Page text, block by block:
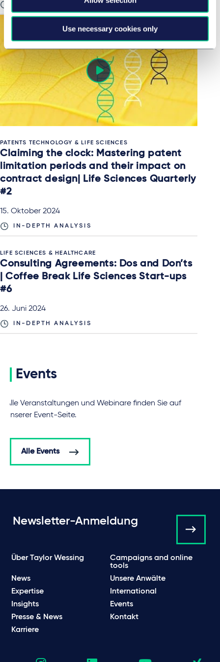
Use necessary cookies only
IN-DEPTH ANALYSIS
PATENTS TECHNOLOGY & LIFE SCIENCES
Claiming the clock: Mastering patent
limitation periods and their impact on
contract design| Life Sciences Quarterly
#2
15. Oktober 2024
IN-DEPTH ANALYSIS
LIFE SCIENCES & HEALTHCARE
Consulting Agreements: Dos and Don’ts
| Coffee Break Life Sciences Start-ups
#6
26. Juni 2024
IN-DEPTH ANALYSIS
Events
Alle Veranstaltungen und Webinare finden Sie auf
unserer Event-Seite.
Alle Events
Newsletter-Anmeldung
Über Taylor Wessing
Campaigns and online
tools
News
Unsere Anwälte
Expertise
International
Insights
Events
Presse & News
Kontakt
Karriere